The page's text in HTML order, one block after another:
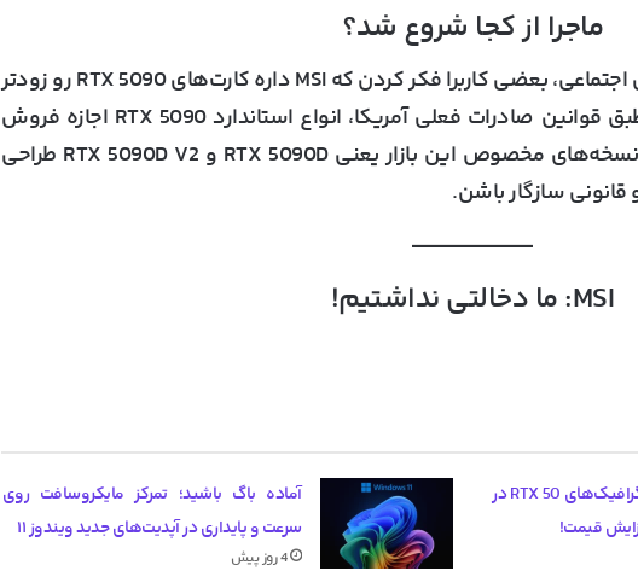
ماجرا از کجا شروع شد؟
بعد از پخش اون عکس در شبکه‌های اجتماعی، بعضی کاربرا فکر کردن که MSI داره کارت‌های RTX 5090 رو زودتر
قوانین صادرات فعلی آمریکا،
انواع استاندارد RTX 5090 اجازه فروش
مخصوص این بازار یعنیRTX 5090D و RTX 5090D V2 طراحی
سازگار باشن.
MSI: ما دخالتی نداشتیم!
موج عجیب گرانی کارت گرافیک‌های RTX 50 در
آماده باگ باشید؛ تمرکز مایکروسافت روی
سرعت و پایداری در آپدیت‌های جدید ویندوز ۱۱
4 روز پیش